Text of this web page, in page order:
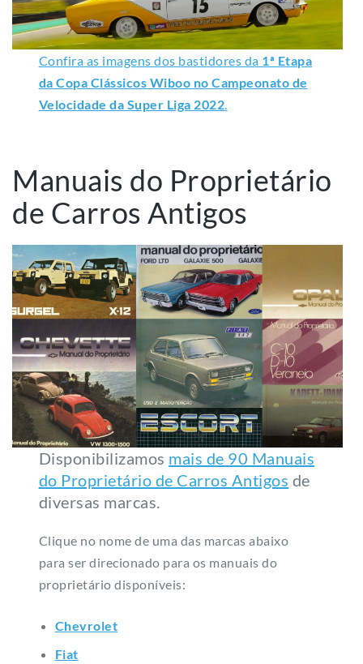
Confira as imagens dos bastidores da 1ª Etapa
da Copa Clássicos Wiboo no Campeonato de
Velocidade da Super Liga 2022
Manuais do Proprietário
de Carros Antigos
Disponibilizamos mais de 90 Manuais
do Proprietário de Carros Antigos de
diversas marcas.
Clique no nome de uma das marcas abaixo
para ser direcionado para os manuais do
proprietário disponíveis:
Chevrolet
Fiat